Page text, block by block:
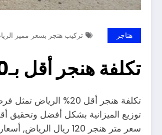
هناجر تركيب هنجر بسعر مميز
تكلفة هنجر أقل بـ20%أسعار تبدأ من130 ريال للمترالرياض
تكلفة هنجر أقل
سعر متر هنجر 120 ريال الرياض, أسعار